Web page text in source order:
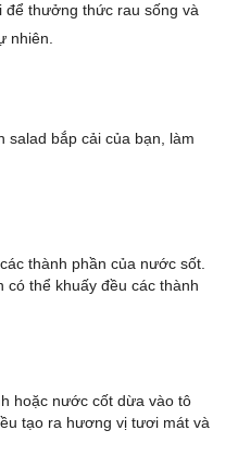
để thưởng thức rau sống và
nhiên.
bắp cải của bạn, làm
thành phần của nước sốt.
thể khuấy đều các thành
hoặc nước cốt dừa vào tô
tạo ra hương vị tươi mát và